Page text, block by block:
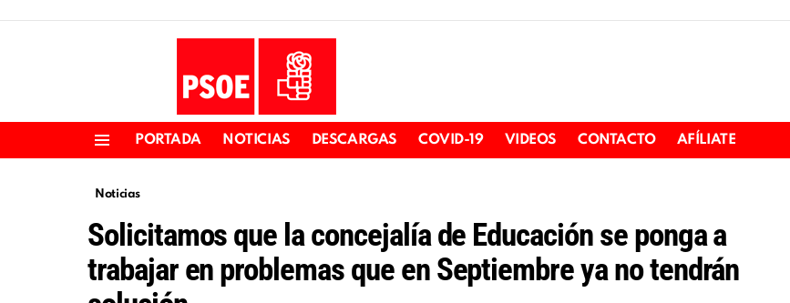
PORTADA NOTICIAS DESCARGAS COVID-19 VIDEOS CONTACTO AFÍLIATE
Noticias
Solicitamos que la concejalía de Educación se ponga a
trabajar en problemas que en Septiembre ya no tendrán